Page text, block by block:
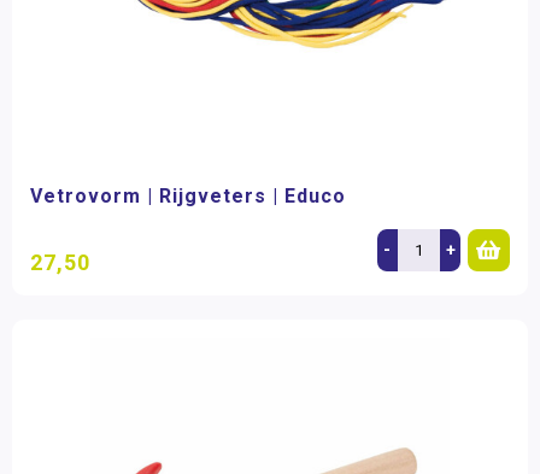
Vetrovorm | Rijgveters | Educo
27,50 - +